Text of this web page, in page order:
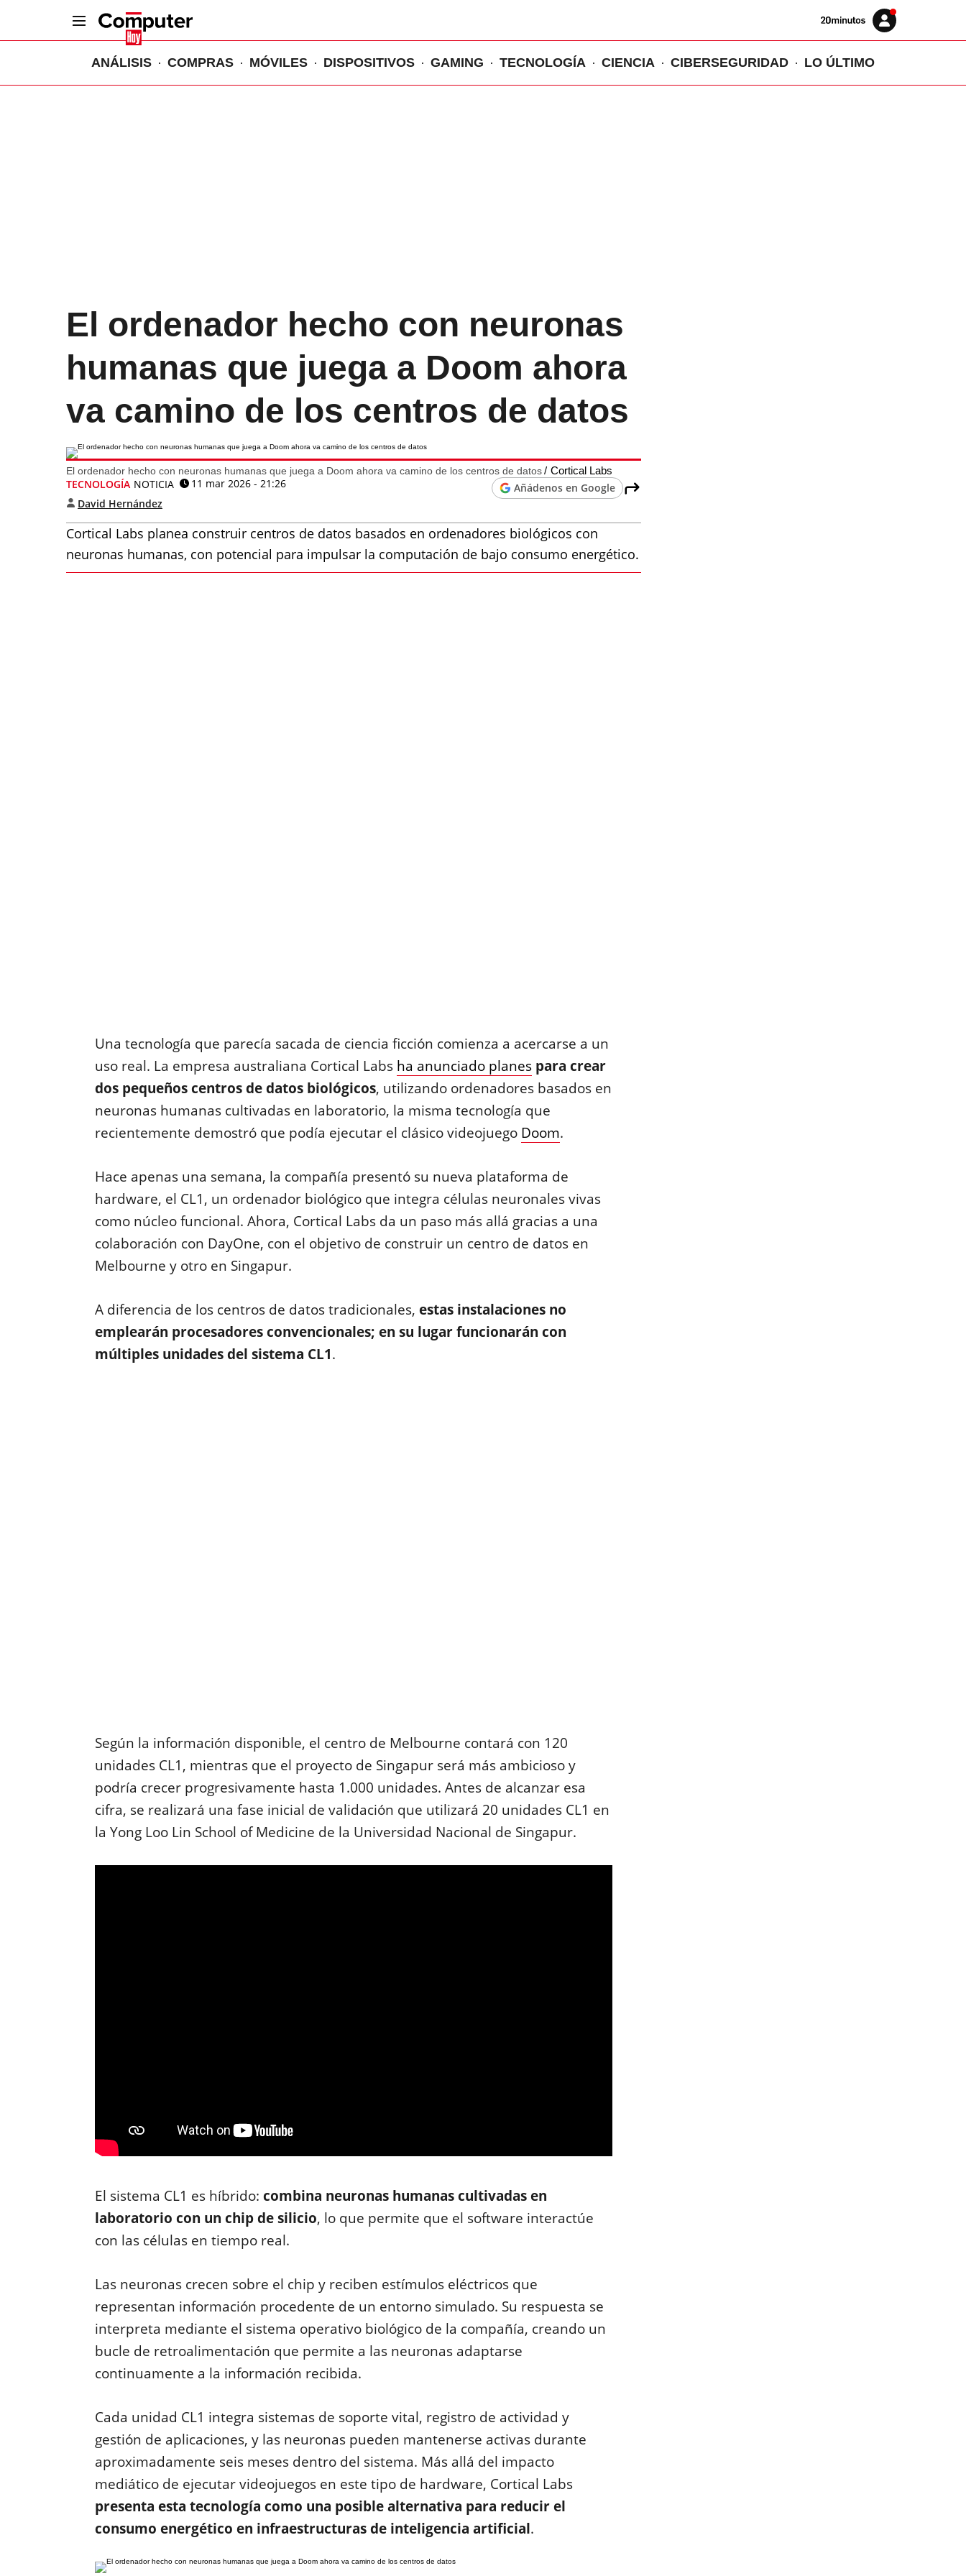
Volver
Iniciar
sesión
ANÁLISIS COMPRAS MÓVILES DISPOSITIVOS GAMING TECNOLOGÍA CIENCIA CIBERSEGURIDAD LO ÚLTIMO
El ordenador hecho con neuronas
humanas que juega a Doom ahora
va camino de los centros de datos
El ordenador hecho con neuronas humanas que juega a Doom ahora va camino de los centros de datos Cortical Labs
TECNOLOGÍA NOTICIA
11 mar 2026 - 21:26
David Hernández
Añádenos en Google
Cortical Labs planea construir centros de datos basados en ordenadores biológicos con
neuronas humanas, con potencial para impulsar la computación de bajo consumo energético.
Una tecnología que parecía sacada de ciencia ficción comienza a acercarse a un
uso real. La empresa australiana Cortical Labs ha anunciado planes para crear
dos pequeños centros de datos biológicos, utilizando ordenadores basados en
neuronas humanas cultivadas en laboratorio, la misma tecnología que
recientemente demostró que podía ejecutar el clásico videojuego Doom.
Hace apenas una semana, la compañía presentó su nueva plataforma de
hardware, el CL1, un ordenador biológico que integra células neuronales vivas
como núcleo funcional. Ahora, Cortical Labs da un paso más allá gracias a una
colaboración con DayOne, con el objetivo de construir un centro de datos en
Melbourne y otro en Singapur.
A diferencia de los centros de datos tradicionales, estas instalaciones no
emplearán procesadores convencionales; en su lugar funcionarán con
múltiples unidades del sistema CL1.
Según la información disponible, el centro de Melbourne contará con 120
unidades CL1, mientras que el proyecto de Singapur será más ambicioso y
podría crecer progresivamente hasta 1.000 unidades. Antes de alcanzar esa
cifra, se realizará una fase inicial de validación que utilizará 20 unidades CL1 en
la Yong Loo Lin School of Medicine de la Universidad Nacional de Singapur.
El sistema CL1 es híbrido: combina neuronas humanas cultivadas en
laboratorio con un chip de silicio, lo que permite que el software interactúe
con las células en tiempo real.
Las neuronas crecen sobre el chip y reciben estímulos eléctricos que
representan información procedente de un entorno simulado. Su respuesta se
interpreta mediante el sistema operativo biológico de la compañía, creando un
bucle de retroalimentación que permite a las neuronas adaptarse
continuamente a la información recibida.
Cada unidad CL1 integra sistemas de soporte vital, registro de actividad y
gestión de aplicaciones, y las neuronas pueden mantenerse activas durante
aproximadamente seis meses dentro del sistema. Más allá del impacto
mediático de ejecutar videojuegos en este tipo de hardware, Cortical Labs
presenta esta tecnología como una posible alternativa para reducir el
consumo energético en infraestructuras de inteligencia artificial.